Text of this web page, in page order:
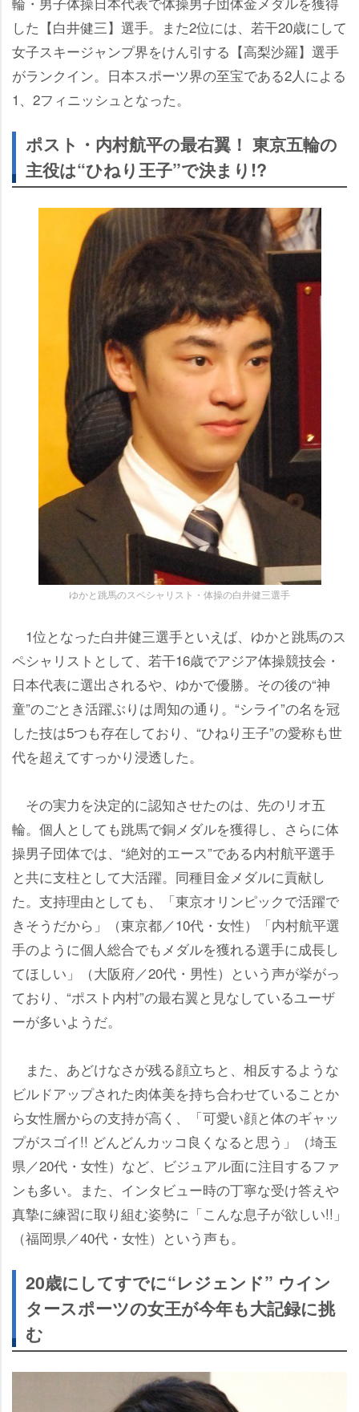
した【白井健三】選手。また2位には、若干20歳にして
女子スキージャンプ界をけん引する【高梨沙羅】選手
がランクイン。日本スポーツ界の至宝である2人による
1、2フィニッシュとなった。
ポスト・内村航平の最右翼！ 東京五輪の
主役は“ひねり王子”で決まり!?
ゆかと跳馬のスペシャリスト・体操の白井健三選手
1位となった白井健三選手といえば、ゆかと跳馬のス
ペシャリストとして、若干16歳でアジア体操競技会・
日本代表に選出されるや、ゆかで優勝。その後の“神
童”のごとき活躍ぶりは周知の通り。“シライ”の名を冠
した技は5つも存在しており、“ひねり王子”の愛称も世
代を超えてすっかり浸透した。
その実力を決定的に認知させたのは、先のリオ五
輪。個人としても跳馬で銅メダルを獲得し、さらに体
操男子団体では、“絶対的エース”である内村航平選手
と共に支柱として大活躍。同種目金メダルに貢献し
た。支持理由としても、「東京オリンピックで活躍で
きそうだから」（東京都／10代・女性）「内村航平選
手のように個人総合でもメダルを獲れる選手に成長し
てほしい」（大阪府／20代・男性）という声が挙がっ
ており、“ポスト内村”の最右翼と見なしているユーザ
ーが多いようだ。
また、あどけなさが残る顔立ちと、相反するような
ビルドアップされた肉体美を持ち合わせていることか
ら女性層からの支持が高く、「可愛い顔と体のギャッ
プがスゴイ!! どんどんカッコ良くなると思う」（埼玉
県／20代・女性）など、ビジュアル面に注目するファ
ンも多い。また、インタビュー時の丁寧な受け答え
真摯に練習に取り組む姿勢に「こんな息子が欲しい!!」
（福岡県／40代・女性）という声も。
20歳にしてすでに“レジェンド” ウイン
タースポーツの女王が今年も大記録に挑
む